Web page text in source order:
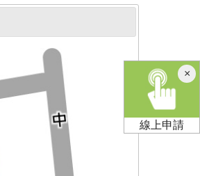
×關
閉
線上申請